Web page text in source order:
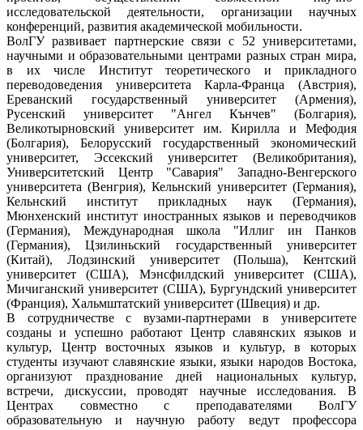
исследовательской деятельности, организации научных
конференций, развития академической мобильности.
ВолГУ развивает партнерские связи с 52 университетами,
научными и образовательными центрами разных стран мира,
в их числе Институт теоретического и прикладного
переводоведения университета Карла-Франца (Австрия),
Ереванский государственный университет (Армения),
Русенский университет "Ангел Кънчев" (Болгария),
Великотырновский университет им. Кирилла и Мефодия
(Болгария), Белорусский государственный экономический
университет, Эссекский университет (Великобритания),
Университетский Центр "Савария" Западно-Венгерского
университета (Венгрия), Кельнский университет (Германия),
Кельнский институт прикладных наук (Германия),
Мюнхенский институт иностранных языков и переводчиков
(Германия), Международная школа "Иллиг ин Панков
(Германия), Цзилиньский государственный университет
(Китай), Лодзинский университет (Польша), Кентский
университет (США), Мэнсфилдский университет (США),
Мичиганский университет (США), Бургундский университет
(Франция), Хальмштатский университет (Швеция) и др.
В сотрудничестве с вузами-партнерами в университете
созданы и успешно работают Центр славянских языков и
культур, Центр восточных языков и культур, в которых
студенты изучают славянские языки, языки народов Востока,
организуют празднование дней национальных культур,
встречи, дискуссии, проводят научные исследования. В
Центрах совместно с преподавателями ВолГУ
образовательную и научную работу ведут профессора